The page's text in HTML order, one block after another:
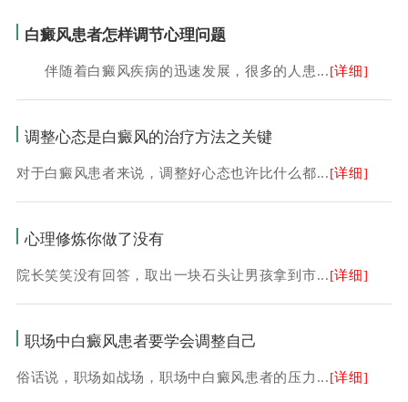
白癜风患者怎样调节心理问题
伴随着白癜风疾病的迅速发展，很多的人患...[详细]
调整心态是白癜风的治疗方法之关键
对于白癜风患者来说，调整好心态也许比什么都...[详细]
心理修炼你做了没有
院长笑笑没有回答，取出一块石头让男孩拿到市...[详细]
职场中白癜风患者要学会调整自己
俗话说，职场如战场，职场中白癜风患者的压力...[详细]